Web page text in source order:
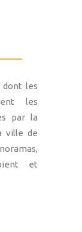
les
les
par la
ville de
et